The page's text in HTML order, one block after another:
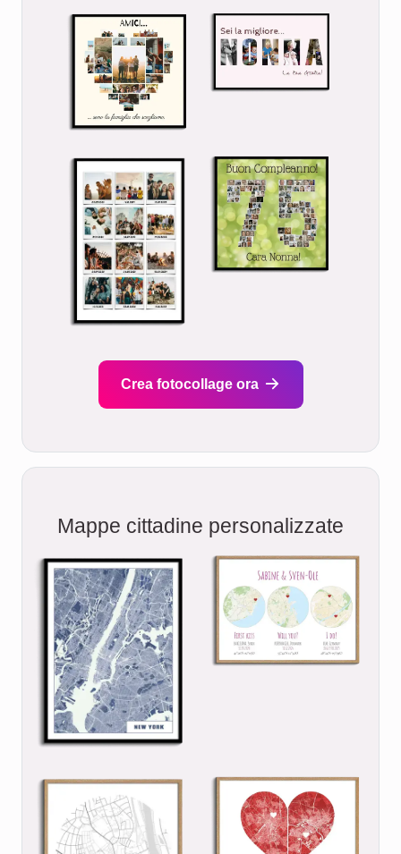
Crea fotocollage ora
Mappe cittadine personalizzate